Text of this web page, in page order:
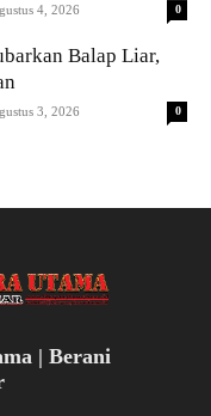
4, 2026 0
Balap Liar,
3, 2026 0
| Berani